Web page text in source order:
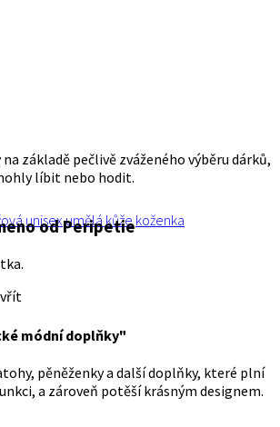
základě pečlivě zváženého výběru dárků,
líbit nebo hodit.
unisex umělá kůže koženka
od Peripetie
módní doplňky"
pěněženky a další doplňky, které plní
a zároveň potěší krásným designem.